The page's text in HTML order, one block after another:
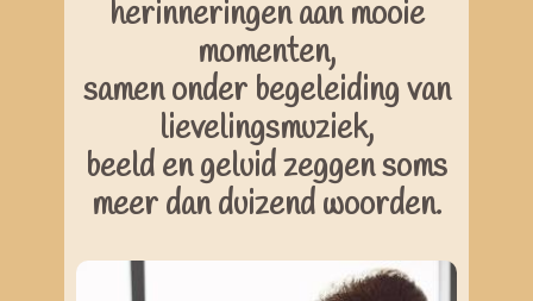
herinneringen aan mooie
momenten,
samen onder begeleiding van
lievelingsmuziek,
beeld en geluid zeggen soms
meer dan duizend woorden.